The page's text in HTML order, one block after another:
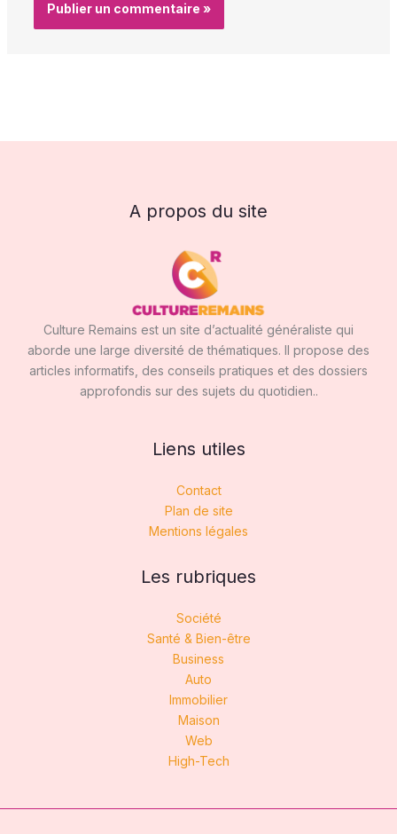
A propos du site
Culture Remains est un site d’actualité généraliste qui
aborde une large diversité de thématiques. Il propose des
articles informatifs, des conseils pratiques et des dossiers
approfondis sur des sujets du quotidien..
Liens utiles
Contact
Plan de site
Mentions légales
Les rubriques
Société
Santé & Bien-être
Business
Auto
Immobilier
Maison
Web
High-Tech